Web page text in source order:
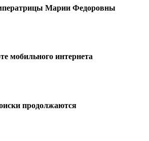
Марии Федоровны
мобильного интернета
продолжаются